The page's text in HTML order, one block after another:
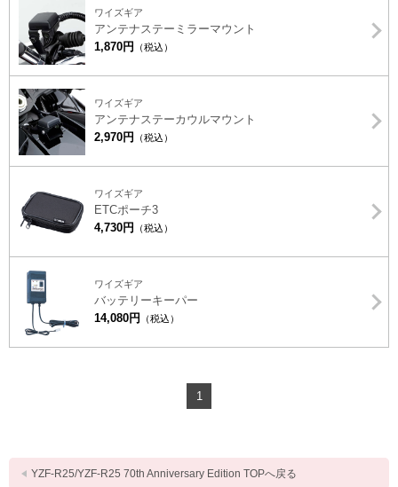
ワイズギア
アンテナステーミラーマウント
1,870円
（税込）
ワイズギア
アンテナステーカウルマウント
2,970円
（税込）
ワイズギア
ETCポーチ3
4,730円
（税込）
ワイズギア
バッテリーキーパー
14,080円
（税込）
1
YZF-R25/YZF-R25 70th Anniversary Edition TOPへ戻る